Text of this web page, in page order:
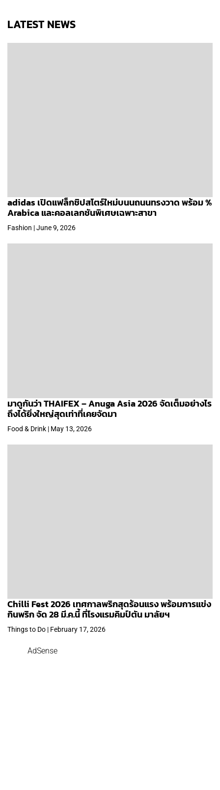
LATEST NEWS
adidas เปิดแฟล็กชิปสโตร์ใหม่บนนถนนทรงวาด พร้อม %
Arabica และคอลเลกชันพิเศษเฉพาะสาขา
Fashion | June 9, 2026
มาดูกันว่า THAIFEX – Anuga Asia 2026 จัดเต็มอย่างไร
ถึงได้ยิ่งใหญ่สุดเท่าที่เคยจัดมา
Food & Drink | May 13, 2026
Chilli Fest 2026 เทศกาลพริกสุดร้อนแรง พร้อมการแข่ง
กินพริก จัด 28 มี.ค.นี้ ที่โรงแรมคิมป์ตัน มาลัยฯ
Things to Do | February 17, 2026
AdSense